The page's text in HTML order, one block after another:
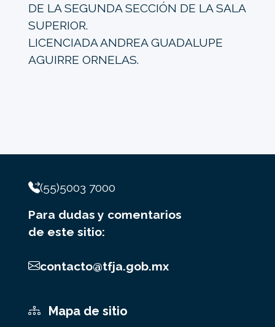
DE LA SEGUNDA SECCIÓN DE LA SALA
SUPERIOR.
LICENCIADA ANDREA GUADALUPE
AGUIRRE ORNELAS.
(55)5003 7000
Para dudas y comentarios
de este sitio:
contacto@tfja.gob.mx
Mapa de sitio